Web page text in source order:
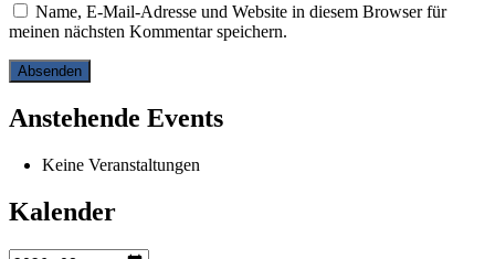
Name, E-Mail-Adresse und Website in diesem Browser für
meinen nächsten Kommentar speichern.
Anstehende Events
Keine Veranstaltungen
Kalender